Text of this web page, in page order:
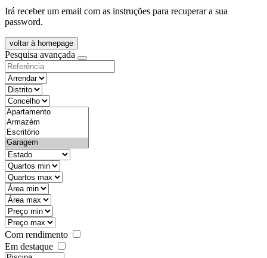
Irá receber um email com as instruções para recuperar a sua
password.
voltar à homepage
Pesquisa avançada
objective
districtId
countyId
types
state
mintypo
maxtypo
minarea
maxarea
minprice
maxprice
Com rendimento
Em destaque